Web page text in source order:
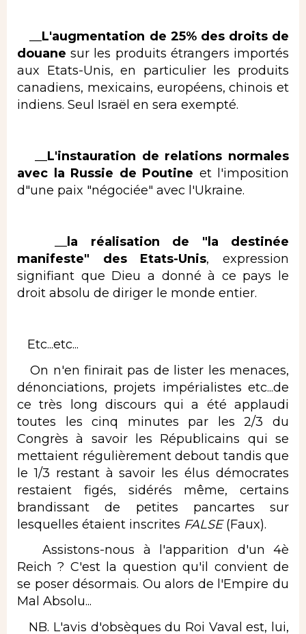
L'augmentation de 25% des droits de
douane sur les produits étrangers importés
aux Etats-Unis, en particulier les produits
canadiens, mexicains, européens, chinois et
indiens. Seul Israël en sera exempté.
L'instauration de relations normales
avec la Russie de Poutine et l'imposition
d"une paix "négociée" avec l'Ukraine.
la réalisation de "la destinée
manifeste" des Etats-Unis, expression
signifiant que Dieu a donné à ce pays le
droit absolu de diriger le monde entier.
Etc...etc...
On n'en finirait pas de lister les menaces,
dénonciations, projets impérialistes etc...de
ce très long discours qui a été applaudi
toutes les cinq minutes par les 2/3 du
Congrès à savoir les Républicains qui se
mettaient régulièrement debout tandis que
le 1/3 restant à savoir les élus démocrates
restaient figés, sidérés même, certains
brandissant de petites pancartes sur
lesquelles étaient inscrites FALSE(Faux).
Assistons-nous à l'apparition d'un 4è
Reich ? C'est la question qu'il convient de
se poser désormais. Ou alors de l'Empire du
Mal Absolu...
NB. L'avis d'obsèques du Roi Vaval est, lui,